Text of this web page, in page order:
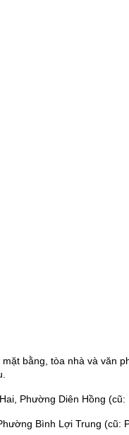
bằng, tòa nhà và văn
Phường Diên Hồng
Bình Lợi Trung (cũ: